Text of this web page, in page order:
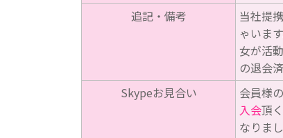
追記・備考
当社提
ゃいま
女が活
の退会
Skypeお見合い
会員様
入会頂
なりま